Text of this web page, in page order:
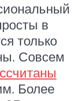
в
только
Совсем
Более